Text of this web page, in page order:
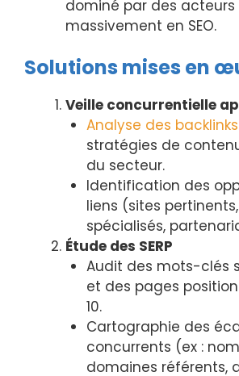
dominé par des
massivement en SEO.
Solutions mises en
Veille concurrentielle
Analyse des backlinks
stratégies de
du secteur.
Identification des
liens (sites
spécialisés,
Étude des SERP
Audit des mots-clés
et des pages
10.
Cartographie des
concurrents (ex :
domaines référents,